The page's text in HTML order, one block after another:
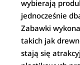
wybierają
jednocześnie
Zabawki
takich jak
stają się